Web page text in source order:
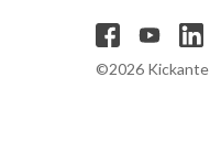
©2026 Kickante